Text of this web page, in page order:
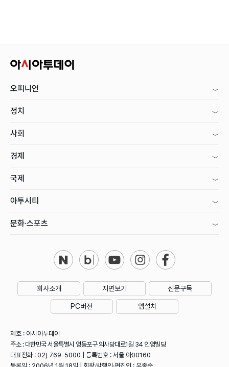
오피니언
정치
사회
경제
국제
아투시티
문화·스포츠
회사소개 지면보기 신문구독
PC버전 앱설치
제호 : 아시아투데이
주소 : 대한민국 서울특별시 영등포구 의사당대로1길 34 인영빌딩
대표전화 : 02) 769-5000 | 등록번호 : 서울 아00160